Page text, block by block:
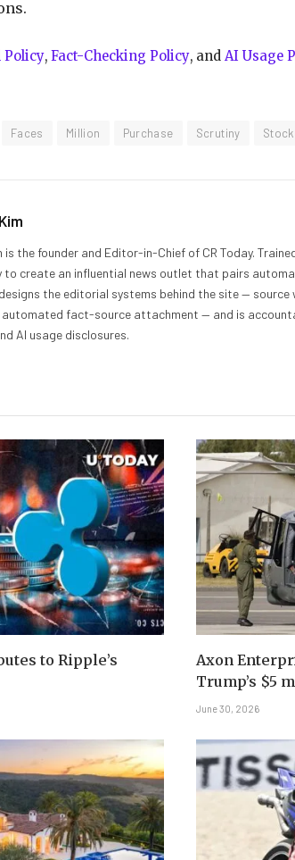
Policy, Fact-Checking Policy, and AI Usage
Faces Million Purchase Scrutiny Stock
is the founder and Editor-in-Chief of CR Today.
to create an influential news outlet that pairs
the editorial systems behind the site —
fact-source attachment — and is
AI usage disclosures.
to Ripple’s
Axon
Trump’s $5
June 30, 2026